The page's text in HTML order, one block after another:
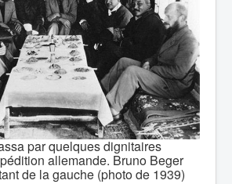
par quelques dignitaires
allemande. Bruno Beger
de la gauche (photo de 1939)